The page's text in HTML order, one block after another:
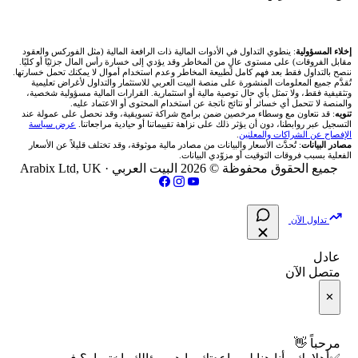
شركات تداول في فلسطين
شركات تداول في مصر
🇧🇭 بورصة البحرين
🇴🇲 بورصة مسقط
🇵🇸 بورصة فلسطين
📋 جميع الأسهم
🕌 الأسهم الحلال
📌 حاسبة النقاط المحورية
📏 حاسبة حجم المركز
🔄 حاسبة تكلفة السواب
📈 حاسبة عائد التداول
📊 حاسبة الربح التراكمي
🥇 أسعار الذهب والمعادن
💱 أسعار العملات والفوركس
💵 سعر الريال السعودي في مصر
📅 المؤشرات الاقتصادية
من نحن
تواصل معنا
فريق المؤلفين
مقالات تعليمية
سياسة تقييم الشركات
شركات التداول النصابة
الإبلاغ عن شركة نصابة
إخلاء المسؤولية: ينطوي التداول في الأدوات المالية ذات الرافعة المالية (مثل الفوركس والعقود
مقابل الفروقات) على مستوى عالٍ من المخاطر وقد يؤدي إلى خسارة رأس المال جزئيًا أو كليًا.
ننصح بالتداول فقط بعد فهم كامل لطبيعة المخاطر وعدم استخدام أموال لا يمكنك تحمل خسارتها.
تُقدَّم جميع المعلومات المنشورة على منصة البيت العربي للاستثمار والتداول لأغراض تعليمية
وتثقيفية فقط، ولا تمثل بأي حال توصية مالية أو استثمارية. القرارات المالية مسؤولية شخصية،
والمنصة لا تتحمل أي خسائر أو نتائج ناتجة عن استخدام المحتوى أو الاعتماد عليه.
تنويه: قد نتعاون مع وسطاء مرخصين ضمن برامج شراكة تسويقية، وقد نحصل على عمولة عند
التسجيل عبر روابطنا، دون أن يؤثر ذلك على نزاهة تقييماتنا أو حيادية مراجعاتنا. عرض سياسة
الإفصاح عن الشراكات والمعلنين
مصادر البيانات: تُحدَّث الأسعار والبيانات من مصادر مالية موثوقة، وقد تختلف قليلاً عن الأسعار
الفعلية بسبب فروقات التوقيت أو مزوّدي البيانات.
جميع الحقوق محفوظة © 2026 البيت العربي · Arabix Ltd, UK
تداول الآن
عادل
متصل الآن
✕
مرحباً 👋